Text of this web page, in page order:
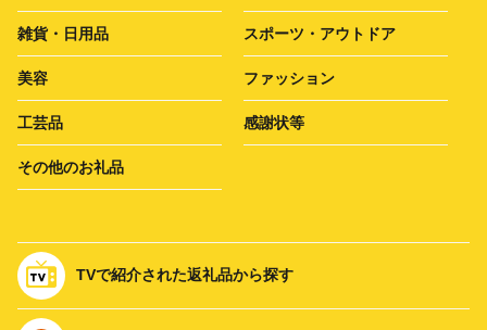
雑貨・日用品 スポーツ・アウトドア
美容 ファッション
工芸品 感謝状等
その他のお礼品
TVで紹介された返礼品から探す